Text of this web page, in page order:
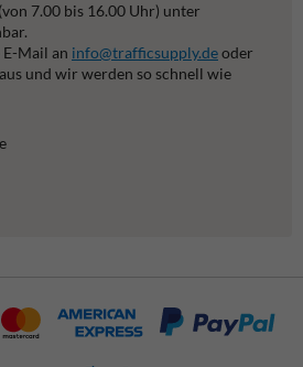
7.00 bis 16.00 Uhr) unter
E-Mail an info@trafficsupply.deoder
und wir werden so schnell wie